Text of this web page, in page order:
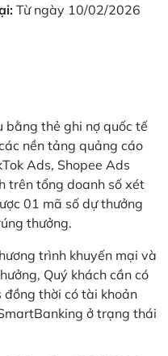
Từ ngày 10/02/2026
bằng thẻ ghi nợ quốc tế
nền tảng quảng cáo
Ads, Shopee Ads
trên tổng doanh số xét
01 mã số dự thưởng
thưởng.
trình khuyến mại và
Quý khách cần có
đồng thời có tài khoản
ở trạng thái